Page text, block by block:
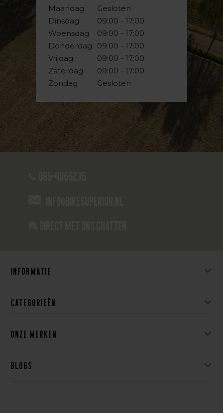
Maandag
Dinsdag
Woensdag
Donderdag
Vrijdag
Zaterdag
Zondag
Gesloten
09:00 - 17:00
09:00 - 17:00
09:00 - 17:00
09:00 - 17:00
09:00 - 17:00
Gesloten
Informatie
Categorieën
Onze merken
Blogs